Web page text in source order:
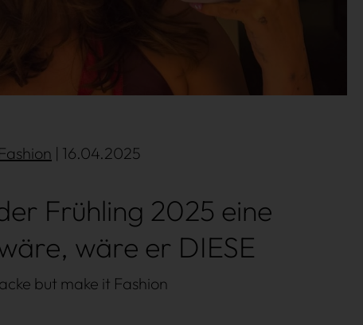
Fashion | 16.04.2025
Frühling 2025 eine
wäre er DIESE
but make it Fashion